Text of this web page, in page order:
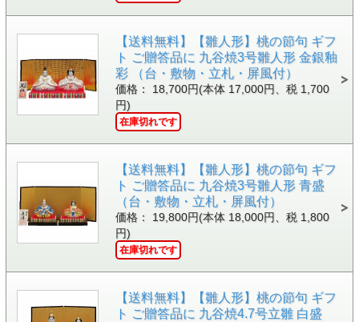
【送料無料】【雛人形】桃の節句 ギフ
ト ご贈答品に 九谷焼3号雛人形 金銀釉
彩 （台・敷物・立札・屏風付）
価格： 18,700円(本体 17,000円、税 1,700
円)
在庫切れです
【送料無料】【雛人形】桃の節句 ギフ
ト ご贈答品に 九谷焼3号雛人形 青盛
（台・敷物・立札・屏風付）
価格： 19,800円(本体 18,000円、税 1,800
円)
在庫切れです
【送料無料】【雛人形】桃の節句 ギフ
ト ご贈答品に 九谷焼4.7号立雛 白盛